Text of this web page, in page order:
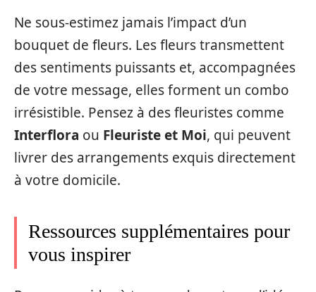
Ne sous-estimez jamais l’impact d’un
bouquet de fleurs. Les fleurs transmettent
des sentiments puissants et, accompagnées
de votre message, elles forment un combo
irrésistible. Pensez à des fleuristes comme
Interflora ou Fleuriste et Moi, qui peuvent
livrer des arrangements exquis directement
à votre domicile.
Ressources supplémentaires pour
vous inspirer